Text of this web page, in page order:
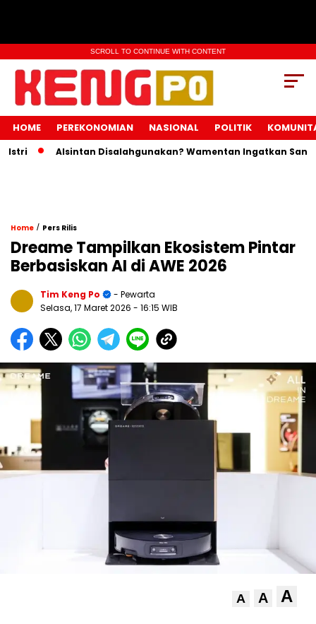
SCROLL TO CONTINUE WITH CONTENT
HOME PEREKONOMIAN NASIONAL POLITIK
Alsintan Disalahgunakan? Wamentan Ingatkan Sanksi
Home / Pers Rilis
Dreame Tampilkan Ekosistem Pintar
Berbasiskan AI di AWE 2026
Tim Keng Po
- Pewarta
Selasa, 17 Maret 2026 - 16:15 WIB
A A A